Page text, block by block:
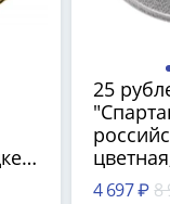
25
4 697 ₽ 8